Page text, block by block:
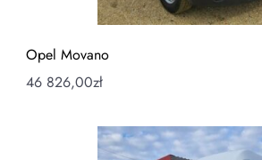
Opel Movano
46 826,00zł